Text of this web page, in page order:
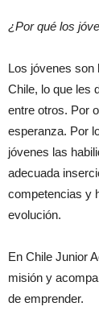
¿Por qué los
Los jóvenes son
Chile, lo que les
entre otros. Por
esperanza. Por
jóvenes las
adecuada
competencias y
evolución.
En Chile Junior
misión y
de emprender.